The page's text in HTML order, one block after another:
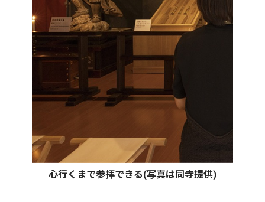
心行くまで参拝できる(写真は同寺提供)